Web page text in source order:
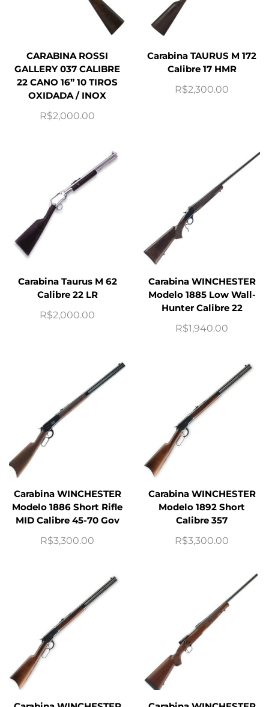
CARABINA ROSSI
GALLERY 037 CALIBRE
22 CANO 16” 10 TIROS
OXIDADA / INOX
R$2,000.00
Carabina TAURUS M 172
Calibre 17 HMR
R$2,300.00
Carabina Taurus M 62
Calibre 22 LR
R$2,000.00
Carabina WINCHESTER
Modelo 1885 Low Wall-
Hunter Calibre 22
R$1,940.00
Carabina WINCHESTER
Modelo 1886 Short Rifle
MID Calibre 45-70 Gov
R$3,300.00
Carabina WINCHESTER
Modelo 1892 Short
Calibre 357
R$3,300.00